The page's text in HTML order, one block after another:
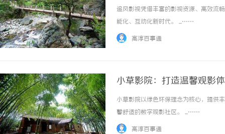
追风影视凭借丰富的影视资源、高效流
能化、互动化新时代。 ...……
高淳百事通
小草影院：打造温馨观影
小草影院以绿色环保理念为核心，提供
馨舒适的数字观影社区。 ...……
高淳百事通